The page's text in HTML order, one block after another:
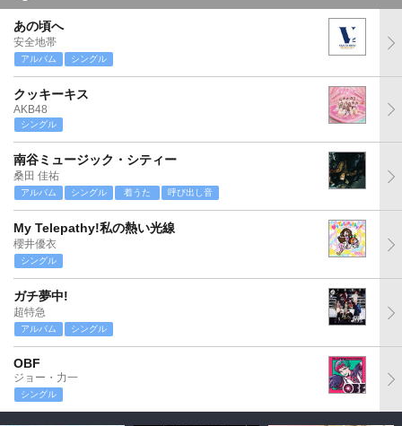
あの頃へ
安全地帯
アルバム シングル
クッキーキス
AKB48
シングル
南谷ミュージック・シティー
桑田 佳祐
アルバム シングル 着うた 呼び出し音
My Telepathy!私の熱い光線
櫻井優衣
シングル
ガチ夢中!
超特急
アルバム シングル
OBF
ジョー・力一
シングル